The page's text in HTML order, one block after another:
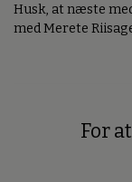
Husk, at næste
med Merete
For